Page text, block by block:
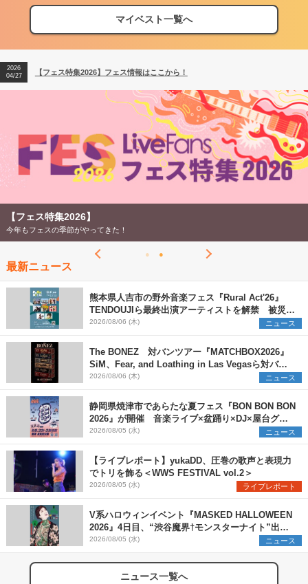
マイベスト一覧へ
【フェス特集2026】フェス情報はここから！
【ライブ動員ランキング】2026年上半期編発表！
2026
04/27
【フェス特集2026】フェス情報はここから！
2026
【ライブ動員ランキング】2026年上半期編発表！
【フェス特集2026】
今年もフェスの季節がやってきた！
最新ニュース
熊本県人吉市の野外音楽フェス『Rural Act'26』
TENDOUJIら最終出演アーティストを解禁 被災地
支援プロジェクトの始動も発表
2026/08/06 (木) ニュース
The BONEZ 対バンツアー『MATCHBOX2026』
SiM、Fear, and Loathing in Las Vegasら対バン
アーティストを一斉解禁
2026/08/06 (木) ニュース
静岡県焼津市であらたな夏フェス『BON BON BON
2026』が開催 音楽ライブ×盆踊り×DJ×屋台グル
メ×ランタンナイトで彩る2日間
2026/08/05 (水) ニュース
【ライブレポート】yukaDD、圧巻の歌声と表現力
でトリを飾る＜WWS FESTIVAL vol.2＞
2026/08/05 (水) ライブレポート
V系ハロウィンイベント『MASKED HALLOWEEN
2026』4日目、“渋谷魔界†モンスターナイト”出演6
組を発表
2026/08/05 (水) ニュース
ニュース一覧へ